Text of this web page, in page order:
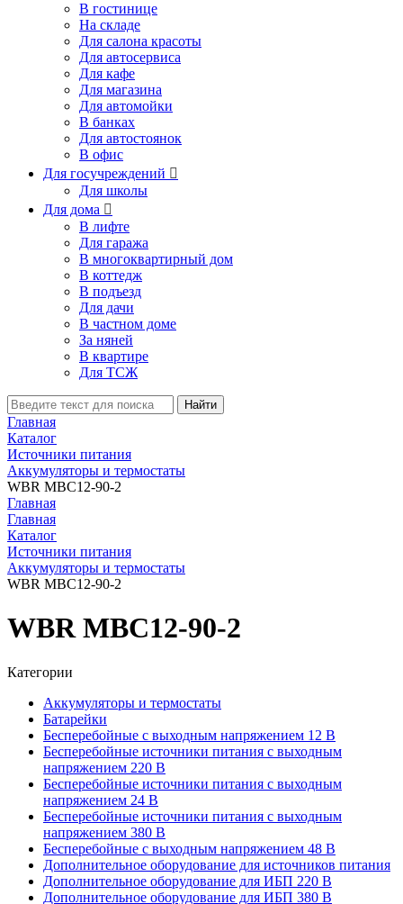
В гостинице
На складе
Для салона красоты
Для автосервиса
Для кафе
Для магазина
Для автомойки
В банках
Для автостоянок
В офис
Для госучреждений 
Для школы
Для дома 
В лифте
Для гаража
В многоквартирный дом
В коттедж
В подъезд
Для дачи
В частном доме
За няней
В квартире
Для ТСЖ
Найти
Главная
Каталог
Источники питания
Аккумуляторы и термостаты
WBR MBC12-90-2
Главная
Главная
Каталог
Источники питания
Аккумуляторы и термостаты
WBR MBC12-90-2
WBR MBC12-90-2
Категории
Аккумуляторы и термостаты
Батарейки
Бесперебойные с выходным напряжением 12 В
Бесперебойные источники питания с выходным
напряжением 220 В
Бесперебойные источники питания с выходным
напряжением 24 В
Бесперебойные источники питания с выходным
напряжением 380 В
Бесперебойные с выходным напряжением 48 В
Дополнительное оборудование для источников питания
Дополнительное оборудование для ИБП 220 В
Дополнительное оборудование для ИБП 380 В